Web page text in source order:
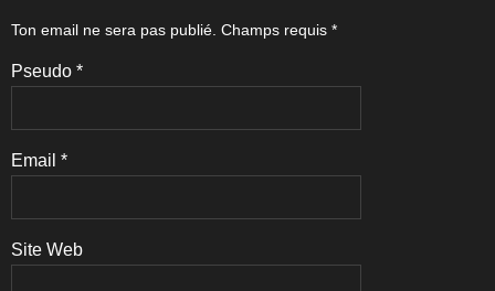
Ton email ne sera pas publié. Champs requis *
Pseudo *
Email *
Site Web